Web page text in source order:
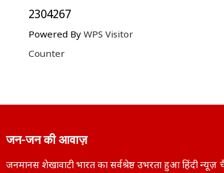
2304267
Powered By WPS Visitor
Counter
जन-जन की आवाज़
जनमानस शेखावाटी भारत का सर्वश्रेष्ठ उभरता हुआ हिंदी न्यूज़